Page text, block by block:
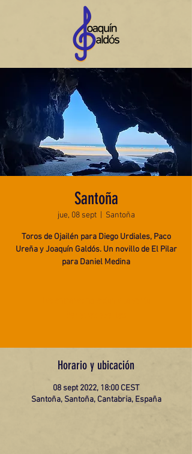
Santoña
jue, 08 sept
  |
Santoña
Toros de Ojailén para Diego Urdiales, Paco
Ureña y Joaquín Galdós. Un novillo de El Pilar
para Daniel Medina
Horario y ubicación
08 sept 2022, 18:00 CEST
Santoña, Santoña, Cantabria, España